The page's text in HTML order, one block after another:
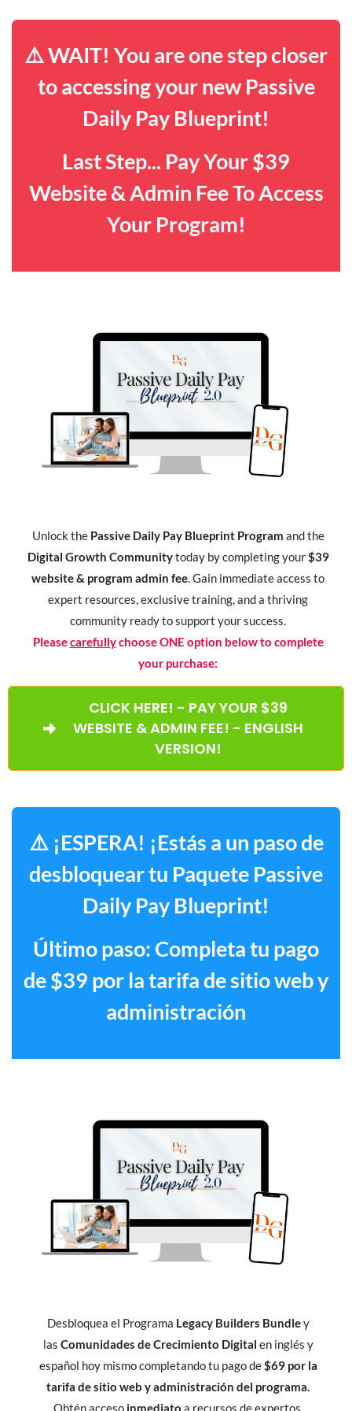
⚠️ WAIT! You are one step closer
to accessing your new Passive
Daily Pay Blueprint!
Last Step... Pay Your $39
Website & Admin Fee To Access
Your Program!
Unlock the Passive Daily Pay Blueprint Program and the
Digital Growth Communitytoday by completing your$39
website & program admin fee. Gain immediate access to
expert resources, exclusive training, and a thriving
community ready to support your success.
Pleasecarefullychoose ONE option below to complete
your purchase:
CLICK HERE! - PAY YOUR $39
WEBSITE & ADMIN FEE! - ENGLISH
VERSION!
⚠️ ¡ESPERA! ¡Estás a un paso de
desbloquear tu Paquete Passive
Daily Pay Blueprint!
Último paso: Completa tu pago
de $39 por la tarifa de sitio web y
administración
Desbloquea el Programa Legacy Builders Bundley
las Comunidades de Crecimiento Digital en inglés y
español hoy mismo completando tu pago de$69 por la
tarifa de sitio web y administración del programa.